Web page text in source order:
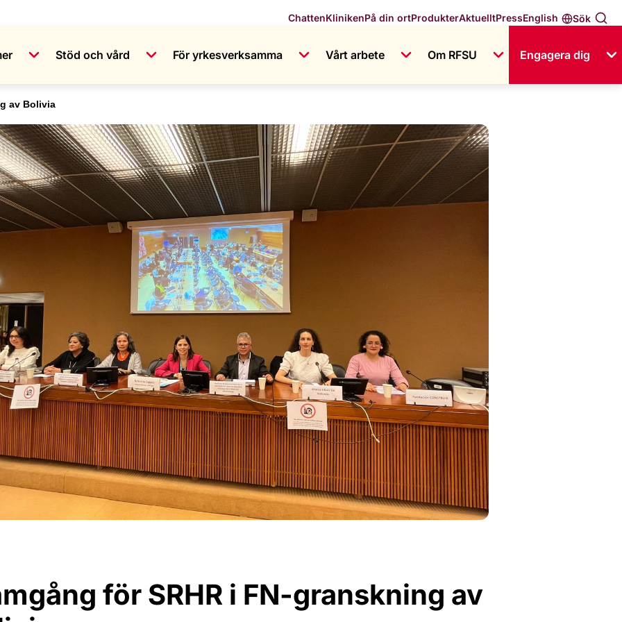
Sök
English
ChattenKlinikenPå din ortProdukterAktuelltPress
Stöd och vård För yrkesverksamma Vårt arbete Om RFSU Engagera dig
av Bolivia
för SRHR i FN-granskning av